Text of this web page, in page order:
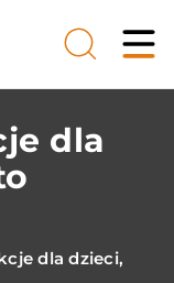
dla
dla dzieci,